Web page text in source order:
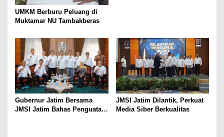
UMKM Berburu Peluang di
Muktamar NU Tambakberas
Gubernur Jatim Bersama
JMSI Jatim Bahas Penguatan
JMSI Jatim Dilantik, Perkuat
Media Siber Berkualitas